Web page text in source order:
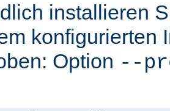
installieren
konfigurierten
Option --